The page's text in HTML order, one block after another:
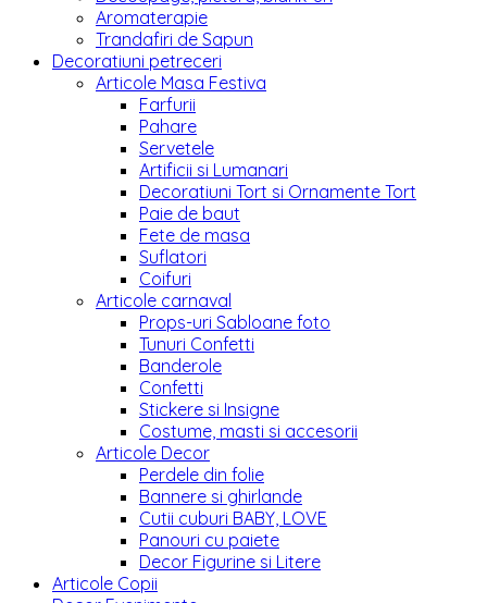
Aromaterapie
Trandafiri de Sapun
Decoratiuni petreceri
Articole Masa Festiva
Farfurii
Pahare
Servetele
Artificii si Lumanari
Decoratiuni Tort si Ornamente Tort
Paie de baut
Fete de masa
Suflatori
Coifuri
Articole carnaval
Props-uri Sabloane foto
Tunuri Confetti
Banderole
Confetti
Stickere si Insigne
Costume, masti si accesorii
Articole Decor
Perdele din folie
Bannere si ghirlande
Cutii cuburi BABY, LOVE
Panouri cu paiete
Decor Figurine si Litere
Articole Copii